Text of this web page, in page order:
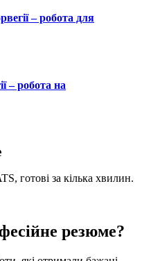
– робота для
– робота на
готові за кілька хвилин.
резюме?